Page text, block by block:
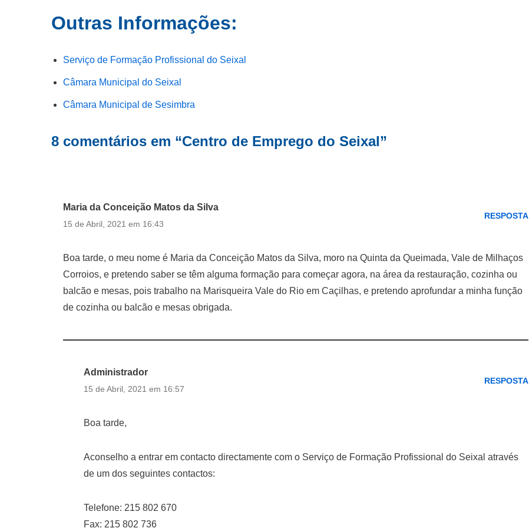
Outras Informações:
Serviço de Formação Profissional do Seixal
Câmara Municipal do Seixal
Câmara Municipal de Sesimbra
8 comentários em “Centro de Emprego do Seixal”
Maria da Conceição Matos da Silva
15 de Abril, 2021 em 16:43
RESPOSTA
Boa tarde, o meu nome é Maria da Conceição Matos da Silva, moro na Quinta da Queimada, Vale de Milhaços
Corroios, e pretendo saber se têm alguma formação para começar agora, na área da restauração, cozinha ou
balcão e mesas, pois trabalho na Marisqueira Vale do Rio em Caçilhas, e pretendo aprofundar a minha função
de cozinha ou balcão e mesas obrigada.
Administrador
15 de Abril, 2021 em 16:57
RESPOSTA
Boa tarde,
Aconselho a entrar em contacto directamente com o Serviço de Formação Profissional do Seixal através
de um dos seguintes contactos:
Telefone: 215 802 670
Fax: 215 802 736